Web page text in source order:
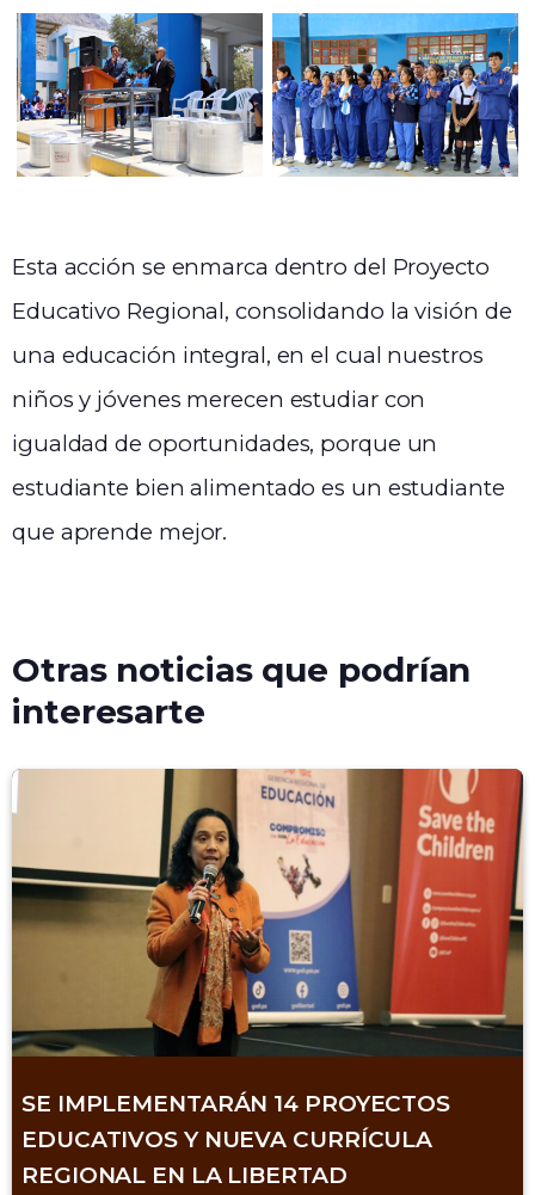
Esta acción se enmarca dentro del Proyecto
Educativo Regional, consolidando la visión de
una educación integral, en el cual nuestros
niños y jóvenes merecen estudiar con
igualdad de oportunidades, porque un
estudiante bien alimentado es un estudiante
que aprende mejor.
Otras noticias que podrían
interesarte
SE IMPLEMENTARÁN 14 PROYECTOS
EDUCATIVOS Y NUEVA CURRÍCULA
REGIONAL EN LA LIBERTAD